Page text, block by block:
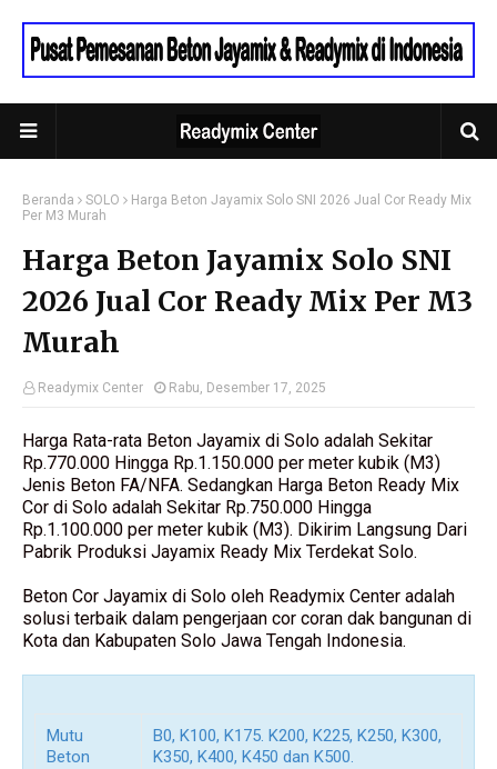
Beranda SOLO
Harga Beton Jayamix Solo SNI 2026 Jual Cor Ready Mix
Per M3 Murah
Harga Beton Jayamix Solo SNI
2026 Jual Cor Ready Mix Per M3
Murah
Readymix Center Rabu, Desember 17, 2025
Harga Rata-rata Beton Jayamix di Solo adalah Sekitar
Rp.770.000 Hingga Rp.1.150.000 per meter kubik (M3)
Jenis Beton FA/NFA. Sedangkan Harga Beton Ready Mix
Cor di Solo adalah Sekitar Rp.750.000 Hingga
Rp.1.100.000 per meter kubik (M3). Dikirim Langsung Dari
Pabrik Produksi Jayamix Ready Mix Terdekat Solo.
Beton Cor Jayamix di Solo oleh Readymix Center adalah
solusi terbaik dalam pengerjaan cor coran dak bangunan di
Kota dan Kabupaten Solo Jawa Tengah Indonesia.
Mutu
Beton
B0, K100, K175. K200, K225, K250, K300,
K350, K400, K450 dan K500.